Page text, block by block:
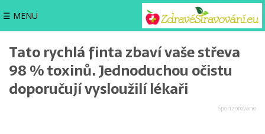
☰ MENU
Tato rychlá finta zbaví vaše střeva
98 % toxinů. Jednoduchou očistu
doporučují vysloužilí lékaři